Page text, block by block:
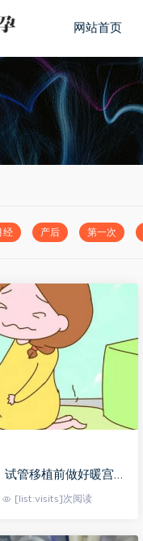
网站首页
经 产后 第一次
管移植前做好暖宫工
[list:visits]次阅读